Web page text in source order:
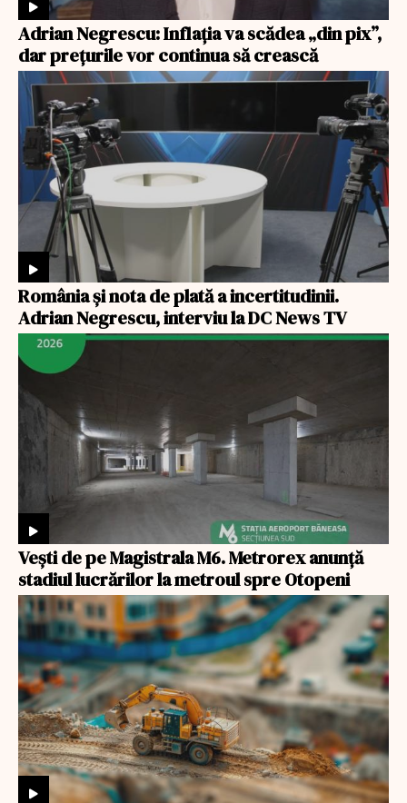
Adrian Negrescu: Inflația va scădea „din pix”,
dar prețurile vor continua să crească
România şi nota de plată a incertitudinii.
Adrian Negrescu, interviu la DC News TV
Veşti de pe Magistrala M6. Metrorex anunță
stadiul lucrărilor la metroul spre Otopeni